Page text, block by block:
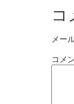
コ
メー
コメ